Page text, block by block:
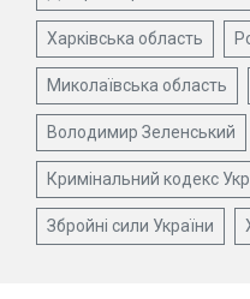
Харківська область
Миколаївська область
Володимир Зеленський
Кримінальний кодекс
Збройні сили України